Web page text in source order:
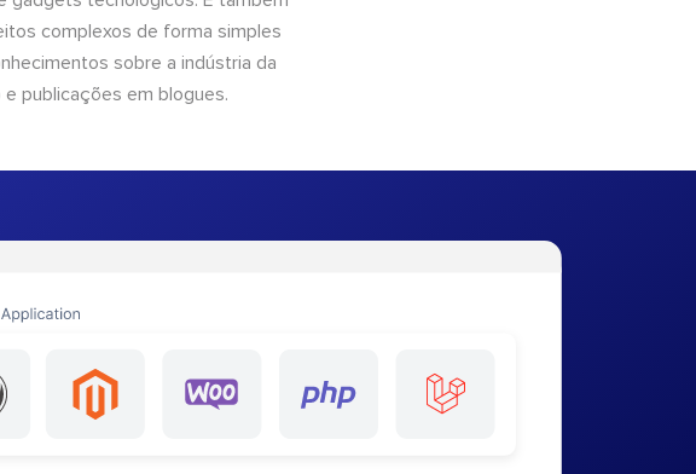
complexos de forma simples
sobre a indústria da
publicações em blogues.